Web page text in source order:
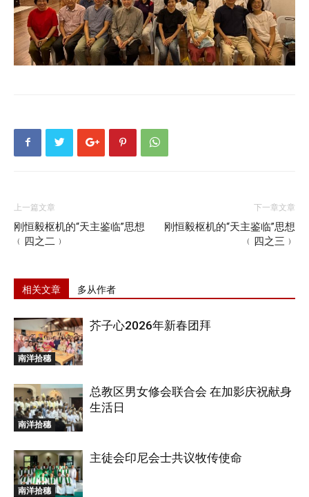
上一篇文章
刚恒毅枢机的“天主鉴临”思想
﹙四之二﹚
下一章文章
刚恒毅枢机的“天主鉴临”思想
﹙四之三﹚
相关文章 多从作者
南洋拾穗
芥子心2026年新春团拜
南洋拾穗
总教区男女修会联合会 在加影庆祝献身
生活日
南洋拾穗
主徒会印尼会士共议牧传使命